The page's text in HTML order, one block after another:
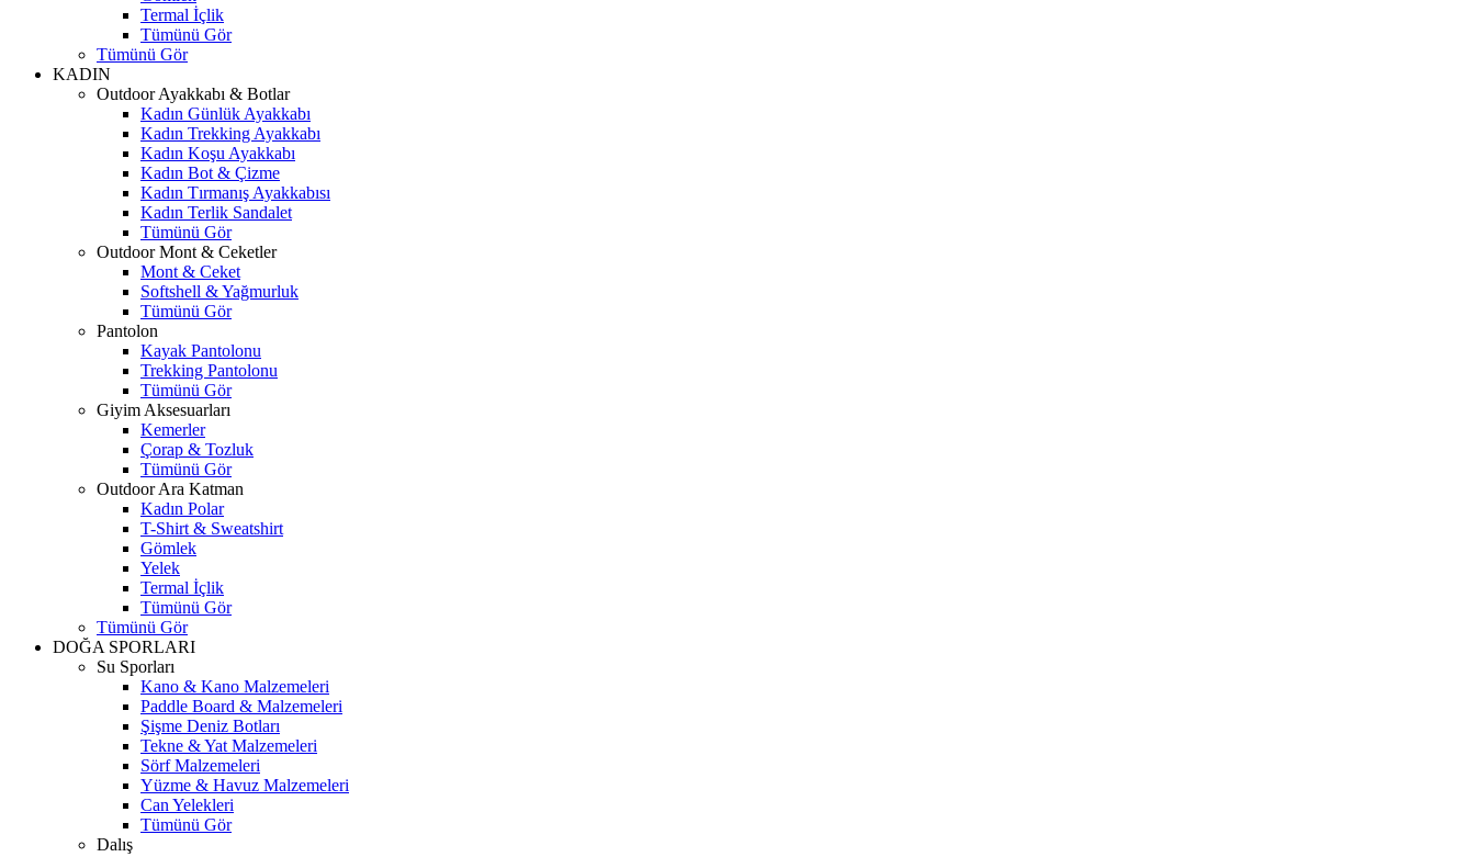
Termal İçlik
Tümünü Gör
Tümünü Gör
KADIN
Outdoor Ayakkabı & Botlar
Kadın Günlük Ayakkabı
Kadın Trekking Ayakkabı
Kadın Koşu Ayakkabı
Kadın Bot & Çizme
Kadın Tırmanış Ayakkabısı
Kadın Terlik Sandalet
Tümünü Gör
Outdoor Mont & Ceketler
Mont & Ceket
Softshell & Yağmurluk
Tümünü Gör
Pantolon
Kayak Pantolonu
Trekking Pantolonu
Tümünü Gör
Giyim Aksesuarları
Kemerler
Çorap & Tozluk
Tümünü Gör
Outdoor Ara Katman
Kadın Polar
T-Shirt & Sweatshirt
Gömlek
Yelek
Termal İçlik
Tümünü Gör
Tümünü Gör
DOĞA SPORLARI
Su Sporları
Kano & Kano Malzemeleri
Paddle Board & Malzemeleri
Şişme Deniz Botları
Tekne & Yat Malzemeleri
Sörf Malzemeleri
Yüzme & Havuz Malzemeleri
Can Yelekleri
Tümünü Gör
Dalış